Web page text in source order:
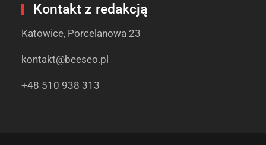
Kontakt z redakcją
Katowice, Porcelanowa 23
kontakt@beeseo.pl
+48 510 938 313